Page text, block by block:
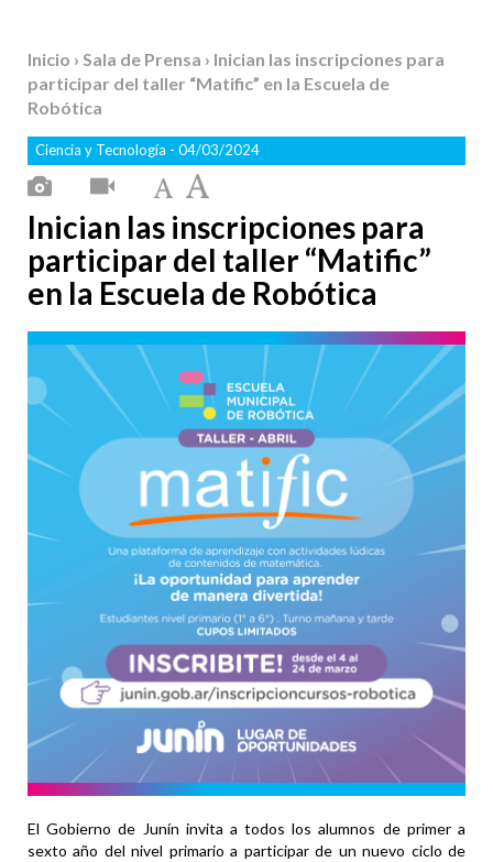
Inicio › Sala de Prensa › Inician las inscripciones para
participar del taller “Matific” en la Escuela de
Robótica
Ciencia y Tecnología - 04/03/2024
Inician las inscripciones para
participar del taller “Matific”
en la Escuela de Robótica
El Gobierno de Junín invita a todos los alumnos de primer a
sexto año del nivel primario a participar de un nuevo ciclo de